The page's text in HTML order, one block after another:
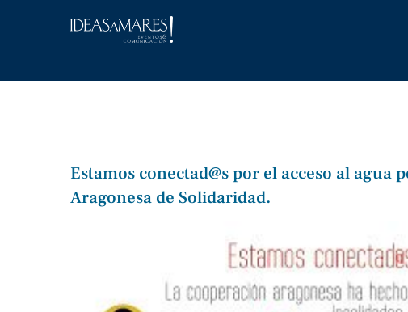
Estamos conectad@s por el acceso al agua
Aragonesa de Solidaridad.